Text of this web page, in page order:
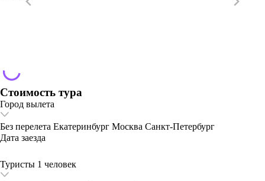
Стоимость тура
Город вылета
Без перелета Екатеринбург Москва Санкт-Петербург
Дата заезда
Туристы 1 человек